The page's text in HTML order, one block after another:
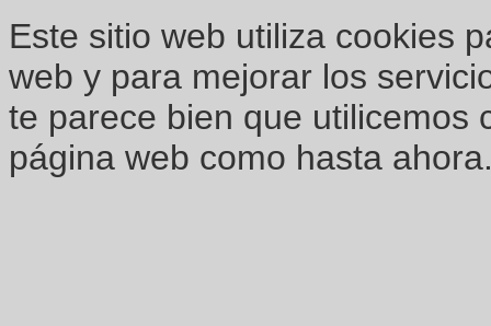
Este sitio web utiliza cookies
web y para mejorar los
te parece bien que utilicemos
página web como hasta